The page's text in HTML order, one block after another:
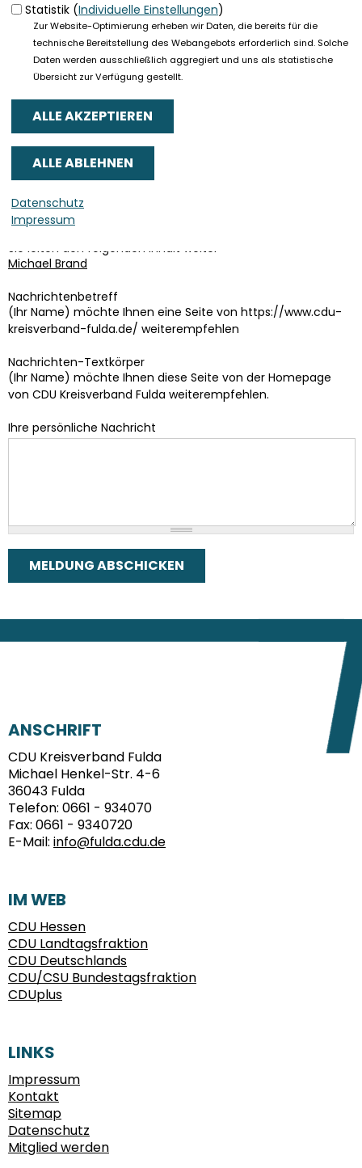
Eigener Name*
Senden an*
Sie können mehrere Empfänger mit Komma getrennt eingeben.
Sie leiten den folgenden Inhalt weiter
Michael Brand
Nachrichtenbetreff
(Ihr Name) möchte Ihnen eine Seite von https://www.cdu-
kreisverband-fulda.de/ weiterempfehlen
Nachrichten-Textkörper
(Ihr Name) möchte Ihnen diese Seite von der Homepage
von CDU Kreisverband Fulda weiterempfehlen.
Ihre persönliche Nachricht
FUSSBEREICH
ANSCHRIFT
CDU Kreisverband Fulda
Michael Henkel-Str. 4-6
36043 Fulda
Telefon: 0661 - 934070
Fax: 0661 - 9340720
E-Mail: info@fulda.cdu.de
IM WEB
CDU Hessen
CDU Landtagsfraktion
CDU Deutschlands
CDU/CSU Bundestagsfraktion
CDUplus
LINKS
Impressum
Kontakt
Sitemap
Datenschutz
Mitglied werden
Statistik (Individuelle Einstellungen)
Zur Website-Optimierung erheben wir Daten, die bereits für die
technische Bereitstellung des Webangebots erforderlich sind. Solche
Daten werden ausschließlich aggregiert und uns als statistische
Übersicht zur Verfügung gestellt.
Datenschutz
Impressum